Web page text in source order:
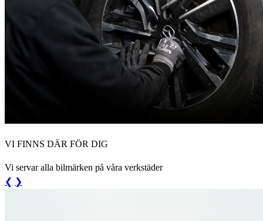
VI FINNS DÄR FÖR DIG
Vi servar alla bilmärken på våra verkstäder
❮ ❯